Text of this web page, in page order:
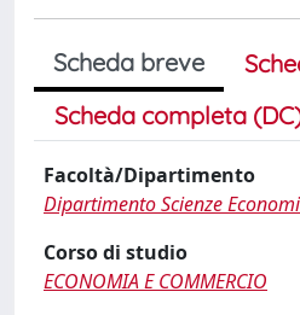
Scheda breve
Scheda completa
Facoltà/Dipartimento
Dipartimento Scienze
Corso di studio
ECONOMIA E COMMERCIO